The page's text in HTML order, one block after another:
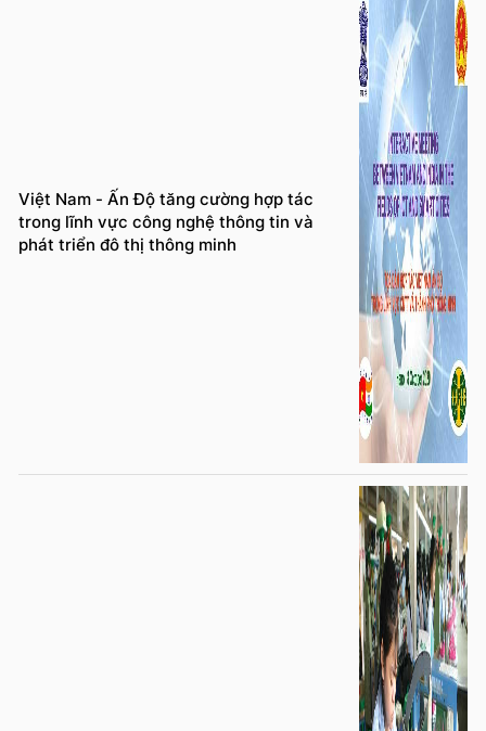
Việt Nam - Ấn Độ tăng cường hợp tác
trong lĩnh vực công nghệ thông tin và
phát triển đô thị thông minh